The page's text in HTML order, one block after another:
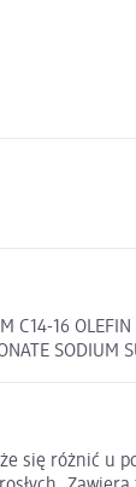
16
SODIUM
się różnić u